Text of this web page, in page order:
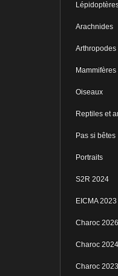
Arachnides
Arthropodes
Oiseaux
Reptiles et
Pas si bêtes
Portraits
S2R 2024
EICMA 2023
Charoc 2026
Charoc 2024
Charoc 2023